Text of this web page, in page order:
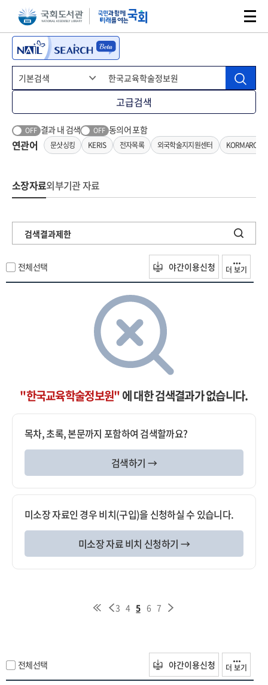
본문 바로가기주메뉴 바로가기
고급검색
OFF 결과 내 검색 OFF 동의어 포함
연관어 문샷싱킹 KERIS 전자목록 외국학술지지원센터 KORMARC기
소장자료외부기관 자료
검색결과제한
전체선택 야간이용신청 더 보기
"한국교육학술정보원"에 대한 검색결과가 없습니다.
목차, 초록, 본문까지 포함하여 검색할까요?
검색하기 →
미소장 자료인 경우 비치(구입)을 신청하실 수 있습니다.
미소장 자료 비치 신청하기 →
3 4 5 6 7
전체선택 야간이용신청 더 보기